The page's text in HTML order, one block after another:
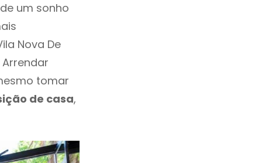
um sonho
Nova De
tomar
de casa,